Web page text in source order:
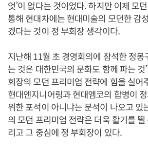
엇’이 없다는 것이었다. 하지만 이제 모
통해 현대차에는 현대미술의 모던한 감
겠다는 것이 정 부회장 생각이다.
지난해 11월 초 경영회의에 참석한 정몽
는 것은 대한민국의 문화도 함께 파는
회장의 모던 프리미엄 전략에 힘을 실어
현대엔지니어링과 현대엠코의 합병이
위한 포석이 아니냐는 분석이 나오고 있
의 모던 프리미엄 전략은 더욱 활기를
리고 그 중심에 정 부회장이 있다.